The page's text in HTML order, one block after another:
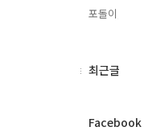
포돌이,
최
최근글
페
Facebook